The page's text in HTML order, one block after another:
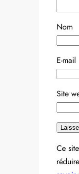
Nom
E-mail
Site
Ce